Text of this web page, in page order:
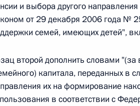
закон от
внесении изменений в Кодекс
закон от
и выбора другого
от 29 декабря 2006 года №
семей, имеющих детей",
второй дополнить словами "(за
капитала, переданных в
их на формирование
в соответствии с